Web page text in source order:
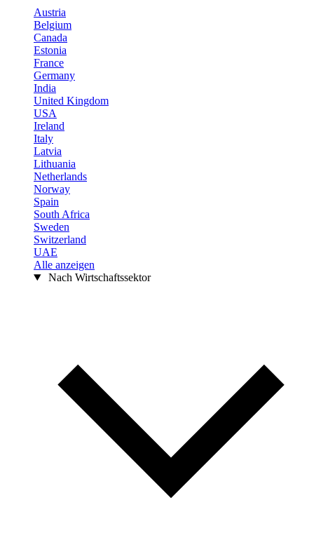
Austria
Belgium
Canada
Estonia
France
Germany
India
United Kingdom
USA
Ireland
Italy
Latvia
Lithuania
Netherlands
Norway
Spain
South Africa
Sweden
Switzerland
UAE
Alle anzeigen
Nach Wirtschaftssektor